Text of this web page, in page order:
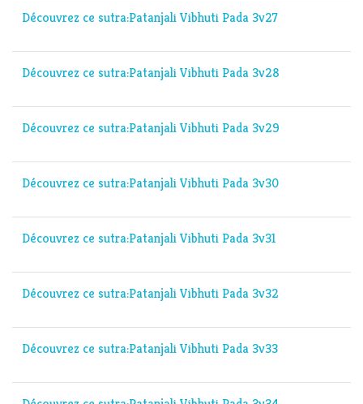
Découvrez ce sutra:Patanjali Vibhuti Pada 3v27
Découvrez ce sutra:Patanjali Vibhuti Pada 3v28
Découvrez ce sutra:Patanjali Vibhuti Pada 3v29
Découvrez ce sutra:Patanjali Vibhuti Pada 3v30
Découvrez ce sutra:Patanjali Vibhuti Pada 3v31
Découvrez ce sutra:Patanjali Vibhuti Pada 3v32
Découvrez ce sutra:Patanjali Vibhuti Pada 3v33